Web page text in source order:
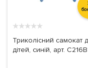
★★★★★
Триколісний самокат
дітей, синій, арт. C216B